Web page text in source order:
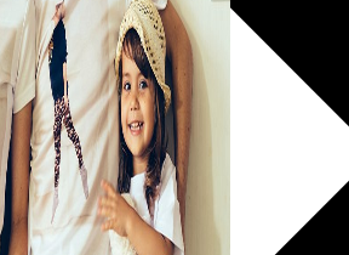
30х40
20х45
30х60
30х90
40х40
40х60
50х70
Пенокартон
Модульные
картины
ФотоПостеры